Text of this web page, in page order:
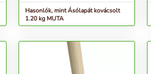
Hasonlók, mint Ásólapát kovácsolt
1.20 kg MUTA